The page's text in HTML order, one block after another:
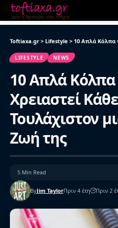
Toftiaxa.gr > Lifestyle > 10 Απλά Κόλπα που θα
LIFESTYLE NEWS
10 Απλά
Χρειαστεί
Τουλάχιστον
Ζωή της
ByJim TaylorΠριν 4 έτη Πριν 2
5 Min Read